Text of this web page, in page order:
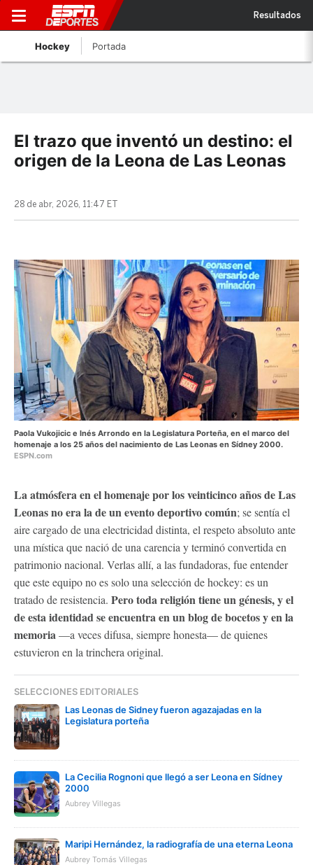
Resultados
Hockey Portada
El trazo que inventó un destino: el
origen de la Leona de Las Leonas
28 de abr, 2026, 11:47 ET
Paola Vukojicic e Inés Arrondo en la Legislatura Porteña, en el marco del
homenaje a los 25 años del nacimiento de Las Leonas en Sídney 2000.
ESPN.com
La atmósfera en el homenaje por los veinticinco años de Las
Leonas no era la de un evento deportivo común; se sentía el
aire cargado de una electricidad distinta, el respeto absoluto ante
una mística que nació de una carencia y terminó convertida en
patrimonio nacional. Verlas allí, a las fundadoras, fue entender
que este equipo no es solo una selección de hockey: es un
tratado de resistencia. Pero toda religión tiene un génesis, y el
de esta identidad se encuentra en un blog de bocetos y en la
memoria—a veces difusa, siempre honesta— de quienes
estuvieron en la trinchera original.
SELECCIONES EDITORIALES
Las Leonas de Sidney fueron agazajadas en la
Legislatura porteña
La Cecilia Rognoni que llegó a ser Leona en Sídney
2000
Aubrey Villegas
Maripi Hernández, la radiografía de una eterna Leona
Aubrey Tomás Villegas